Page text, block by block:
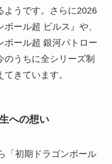
ようです。さらに2026
ール超 ビルス』や、
ボール超 銀河パトロー
うちに全シリーズ制
きています。
への想い
「初期ドラゴンボール